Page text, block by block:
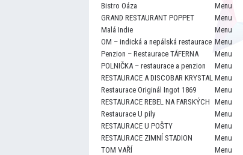
Bistro Oáza Menu
GRAND RESTAURANT POPPET
Menu
Malá Indie
Menu
OM – indická a nepálská restaurace Menu
Penzion – Restaurace TÁFERNA
Menu
POLNIČKA – restaurace a penzion
Menu
RESTAURACE A DISCOBAR KRYSTAL Menu
Restaurace Originál Ingot 1869
Menu
RESTAURACE REBEL NA FARSKÝCH Menu
Restaurace U pily
Menu
RESTAURACE U POŠTY
Menu
RESTAURACE ZIMNÍ STADION
Menu
TOM VAŘÍ
Menu